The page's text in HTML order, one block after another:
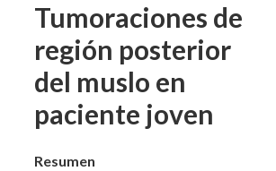
Tumoraciones de
región posterior
del muslo en
paciente joven
Resumen